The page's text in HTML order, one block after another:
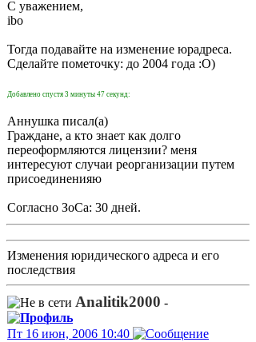
С уважением,
ibo
Тогда подавайте на изменение юрадреса.
Сделайте пометочку: до 2004 года :О)
Добавлено спустя 3 минуты 47 секунд:
Аннушка писал(а)
Граждане, а кто знает как долго
переоформляются лицензии? меня
интересуют случаи реорганизации путем
присоединенияю
Согласно ЗоСа: 30 дней.
Изменения юридического адреса и его
последствия
Analitik2000 -
Пт 16 июн, 2006 10:40